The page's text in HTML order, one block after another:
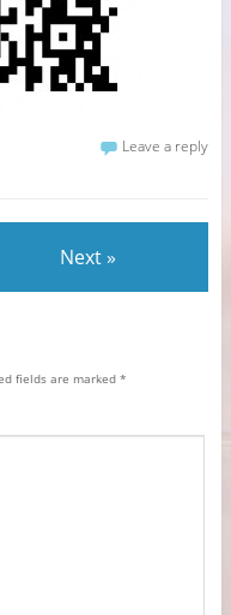
Leave a reply
Next »
fields are marked *